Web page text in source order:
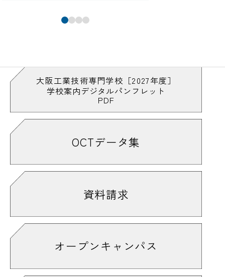
#学校説明会の会場
#キャチロボバトルコンテスト
#CADマスターになりたい
#キャリアデザイン#キャンパスライフ
#求人票は自由に観覧可能
#「教室を飛び出して」も見てや〜#切る
#技術#技能実習室
#くっつける#組み立て#クラブ
#詳しくはオープンキャンパス情報をチェ
#ケガに注意#削り華#削る#削ろう会
#建築大工技能検定
#検定はやっぱり緊張する
大阪工業技術専門学校［2027年度］
学校案内デジタルパンフレット
PDF
OCTデータ集
資料請求
オープンキャンパス